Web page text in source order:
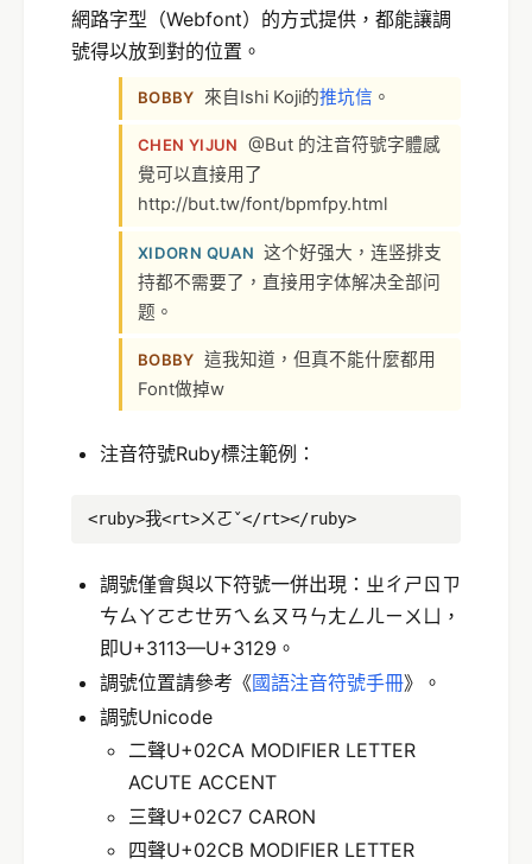
網路字型（Webfont）的方式提供，都能讓調
號得以放到對的位置。
BOBBY 來自Ishi Koji的推坑信 。
CHEN YIJUN
@But 的注音符號字體感
覺可以直接用了
http://but.tw/font/bpmfpy.html
XIDORN QUAN 这个好强大，连竖排支
持都不需要了，直接用字体解决全部问
题。
BOBBY 這我知道，但真不能什麼都用
Font做掉w
注音符號Ruby標注範例：
<ruby>我<rt>ㄨㄛˇ</rt></ruby>
調號僅會與以下符號一併出現：ㄓㄔㄕㄖㄗ
ㄘㄙㄚㄛㄜㄝㄞㄟㄠㄡㄢㄣㄤㄥㄦㄧㄨㄩ，
即U+3113—U+3129。
調號位置請參考《國語注音符號手冊》。
調號Unicode
二聲U+02CA MODIFIER LETTER
ACUTE ACCENT
三聲U+02C7 CARON
四聲U+02CB MODIFIER LETTER